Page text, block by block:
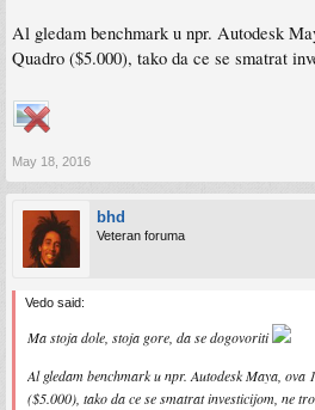
Al gledam benchmark u npr. Autodesk
Quadro ($5.000), tako da ce se smatrat
May 18, 2016
bhd
Veteran foruma
Vedo said:
Ma stoja dole, stoja gore, da se dogovoriti
Al gledam benchmark u npr. Autodesk Maya,
($5.000), tako da ce se smatrat investicijom, ne